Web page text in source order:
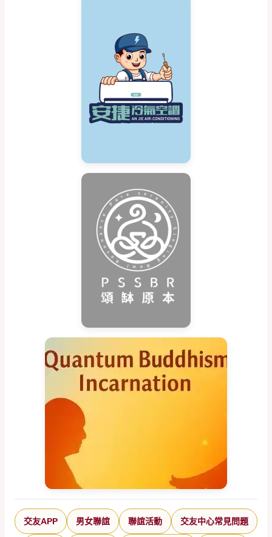
交友APP 男女聯誼 聯誼活動 交友中心常見問題